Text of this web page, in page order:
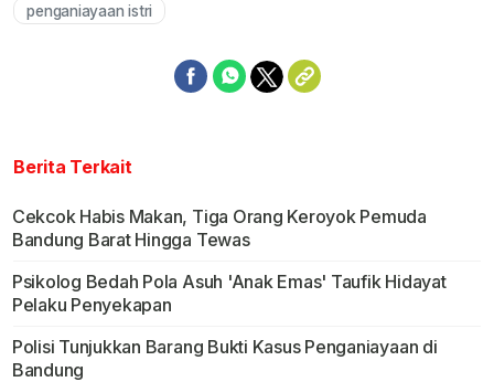
penganiayaan istri
Berita Terkait
Cekcok Habis Makan, Tiga Orang Keroyok Pemuda
Bandung Barat Hingga Tewas
Psikolog Bedah Pola Asuh 'Anak Emas' Taufik Hidayat
Pelaku Penyekapan
Polisi Tunjukkan Barang Bukti Kasus Penganiayaan di
Bandung